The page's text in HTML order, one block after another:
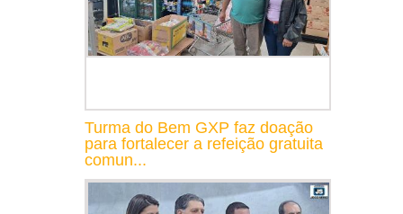
Turma do Bem GXP faz doação
para fortalecer a refeição gratuita
comun...